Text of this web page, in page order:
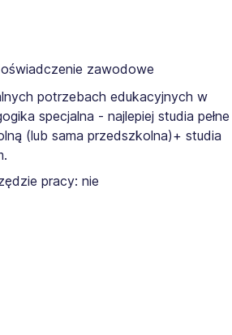
zawodowe
potrzebach edukacyjnych w
specjalna - najlepiej studia pełne
(lub sama przedszkolna)+ studia
pracy: nie